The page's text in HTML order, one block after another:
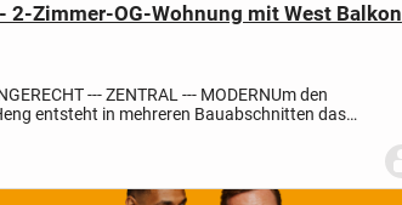
2-Zimmer-OG-Wohnung mit West Balkon
--- ZENTRAL --- MODERNUm den
entsteht in mehreren Bauabschnitten das